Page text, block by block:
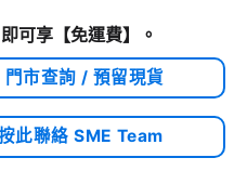
可享 【免運費】 。
市查詢 / 預留現貨
此聯絡 SME Team